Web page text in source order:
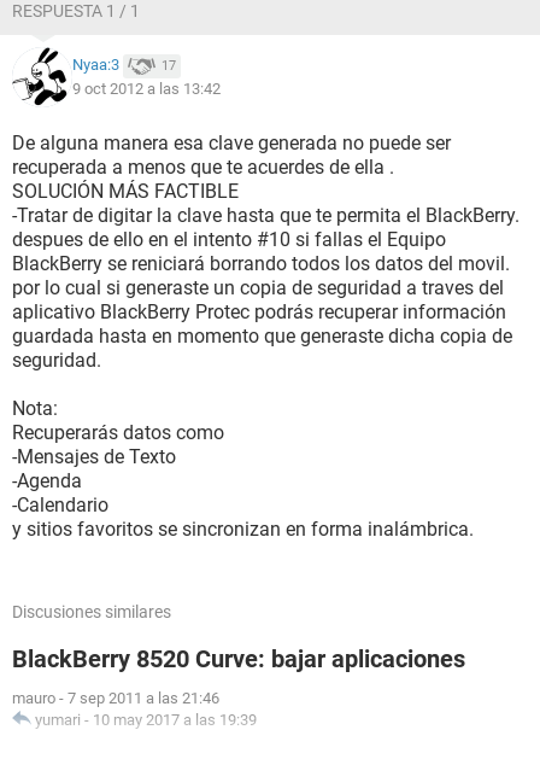
RESPUESTA 1 / 1
Nyaa:3 17
9 oct 2012 a las 13:42
De alguna manera esa clave generada no puede ser
recuperada a menos que te acuerdes de ella .
SOLUCIÓN MÁS FACTIBLE
-Tratar de digitar la clave hasta que te permita el BlackBerry.
despues de ello en el intento #10 si fallas el Equipo
BlackBerry se reniciará borrando todos los datos del movil.
por lo cual si generaste un copia de seguridad a traves del
aplicativo BlackBerry Protec podrás recuperar información
guardada hasta en momento que generaste dicha copia de
seguridad.
Nota:
Recuperarás datos como
-Mensajes de Texto
-Agenda
-Calendario
y sitios favoritos se sincronizan en forma inalámbrica.
Discusiones similares
BlackBerry 8520 Curve: bajar aplicaciones
mauro - 7 sep 2011 a las 21:46
yumari - 10 may 2017 a las 19:39